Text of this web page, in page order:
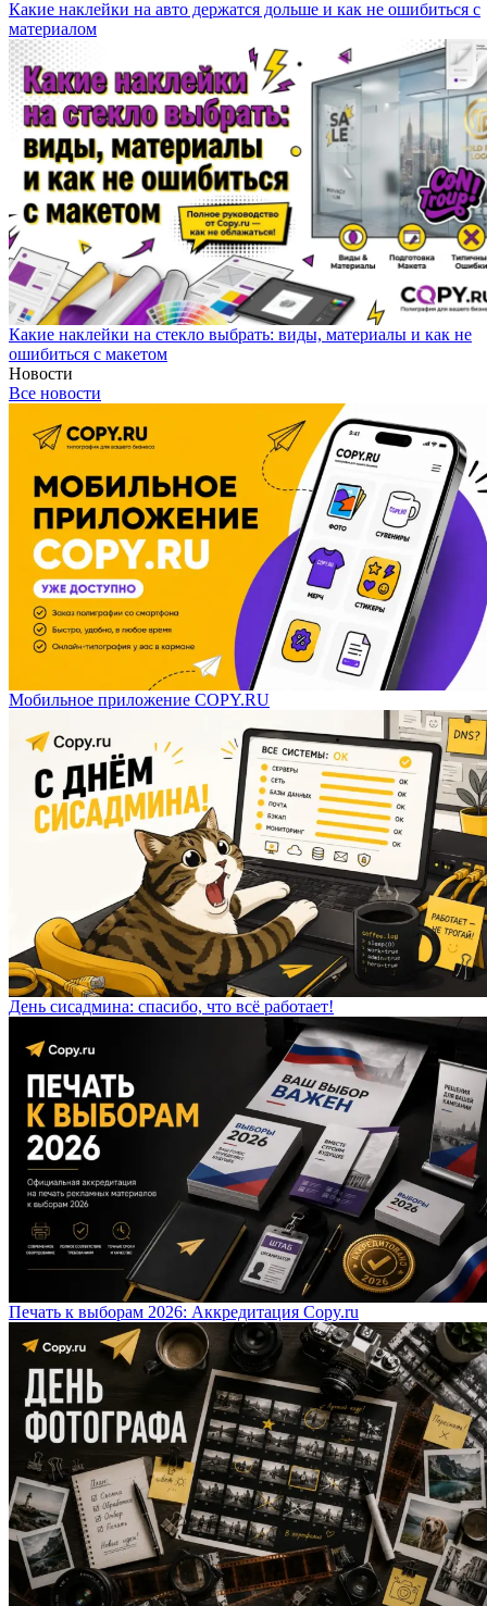
Какие наклейки на авто держатся дольше и как не ошибиться с
материалом
Какие наклейки на стекло выбрать: виды, материалы и как не
ошибиться с макетом
Новости
Все новости
Мобильное приложение COPY.RU
День сисадмина: спасибо, что всё работает!
Печать к выборам 2026: Аккредитация Copy.ru